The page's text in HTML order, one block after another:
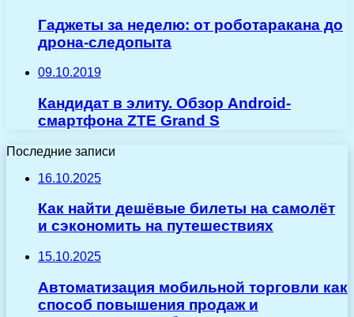
Гаджеты за неделю: от роботаракана до
дрона-следопыта
09.10.2019
Кандидат в элиту. Обзор Android-
смартфона ZTE Grand S
Последние записи
16.10.2025
Как найти дешёвые билеты на самолёт
и сэкономить на путешествиях
15.10.2025
Автоматизация мобильной торговли как
способ повышения продаж и